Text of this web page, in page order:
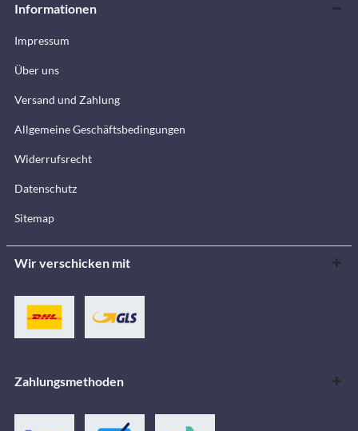
Informationen
Impressum
Über uns
Versand und Zahlung
Allgemeine Geschäftsbedingungen
Widerrufsrecht
Datenschutz
Sitemap
Wir verschicken mit
Zahlungsmethoden